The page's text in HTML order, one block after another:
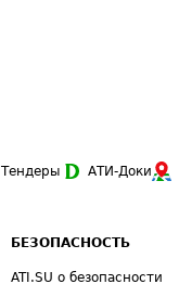
Тендеры АТИ-Доки
БЕЗОПАСНОСТЬ
ATI.SU о безопасности